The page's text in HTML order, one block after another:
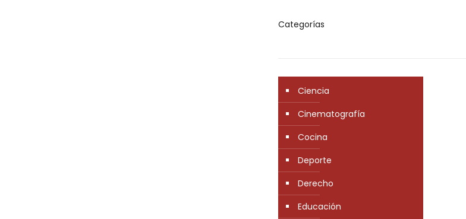
Categorías
Ciencia
Cinematografía
Cocina
Deporte
Derecho
Educación